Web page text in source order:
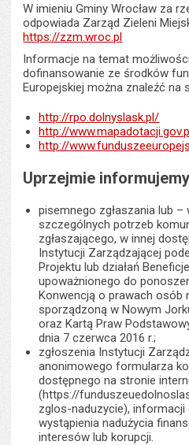
W imieniu Gminy Wrocław za
odpowiada Zarząd Zieleni
https://zzm.wroc.pl
Informacje na temat
dofinansowanie ze środków
Europejskiej można znaleźć na
http://rpo.dolnyslask.pl/
http://
http://
Uprzejmie
pisemnego zgłaszania lub –
szczególnych potrzeb
zgłaszającego, w innej
Instytucji Zarządzającej
Projektu lub działań
upoważnionego do
Konwencją o prawach osób
sporządzoną w Nowym
oraz Kartą Praw
dnia 7 czerwca 2016 r.;
zgłoszenia Instytucji
anonimowego formularza
dostępnego na stronie
(https://
zglos-naduzycie),
wystąpienia nadużycia
interesów lub korupcji.